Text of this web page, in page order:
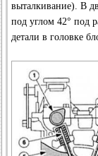
выталкивание). В
под углом 42° под
детали в головке